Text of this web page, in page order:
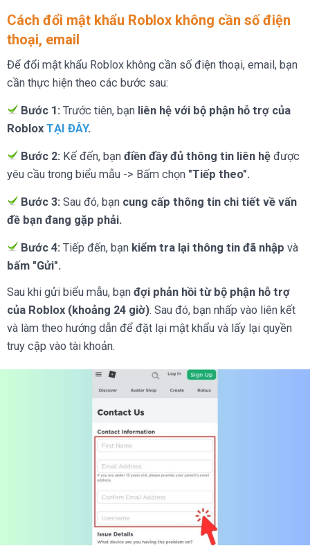
Cách đổi mật khẩu Roblox không cần số điện
thoại, email
Để đổi mật khẩu Roblox không cần số điện thoại, email, bạn
cần thực hiện theo các bước sau:
Bước 1: Trước tiên, bạn liên hệ với bộ phận hỗ trợ của
Roblox TẠI ĐÂY.
Bước 2: Kế đến, bạn điền đầy đủ thông tin liên hệ được
yêu cầu trong biểu mẫu -> Bấm chọn "Tiếp theo".
Bước 3: Sau đó, bạn cung cấp thông tin chi tiết về vấn
đề bạn đang gặp phải.
Bước 4: Tiếp đến, bạn kiểm tra lại thông tin đã nhập và
bấm "Gửi".
Sau khi gửi biểu mẫu, bạn đợi phản hồi từ bộ phận hỗ trợ
của Roblox (khoảng 24 giờ). Sau đó, bạn nhấp vào liên kết
và làm theo hướng dẫn để đặt lại mật khẩu và lấy lại quyền
truy cập vào tài khoản.